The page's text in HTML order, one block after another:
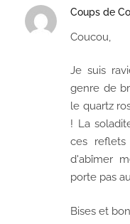
Coups de
Coucou,
Je suis
genre de
le quartz
! La
ces
d'abîmer
porte pas
Bises et